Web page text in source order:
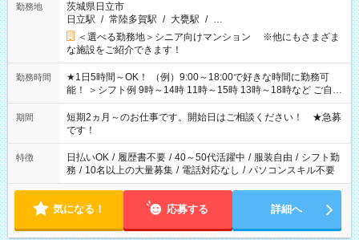
勤務地
茨城県日立市
日立駅 / 常陸多賀駅 / 大甕駅 / …
＜選べる勤務地＞シニア向けマンション ※他にもさまざま
な施設をご紹介できます！
勤務時間
★1日5時間～OK！ （例）9:00～18:00で好きな時間に勤務可
能！ ＞シフト例 9時～14時 11時～15時 13時～18時など ご自身
のご都合に合わせて勤務時間をご相談ください！ ★家庭の都合
でお休みや時間の調整が必要な場合も遠慮なくご相談くださ
い。
期間
短期2ヵ月～のお仕事です。開始日はご相談ください！ ★急募
です！
特徴 日払いOK / 履歴書不要 / 40～50代活躍中 / 服装自由 / シフト勤
務 / 10名以上の大量募集 / 電話対応なし / パソコンスキル不要
気になる！ 応募する 詳細へ